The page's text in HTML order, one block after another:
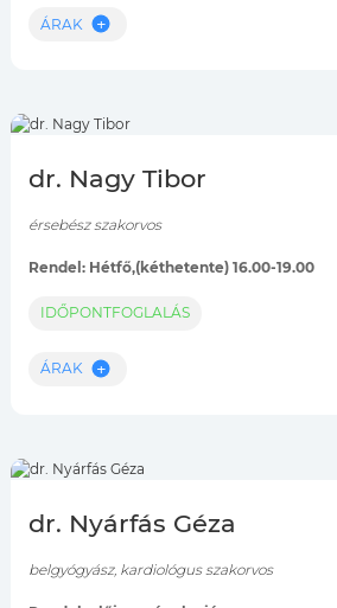
ÁRAK
dr. Nagy Tibor
érsebész szakorvos
Rendel: Hétfő,(kéthetente) 16.00-19.00
IDŐPONTFOGLALÁS
ÁRAK
dr. Nyárfás Géza
belgyógyász, kardiológus szakorvos